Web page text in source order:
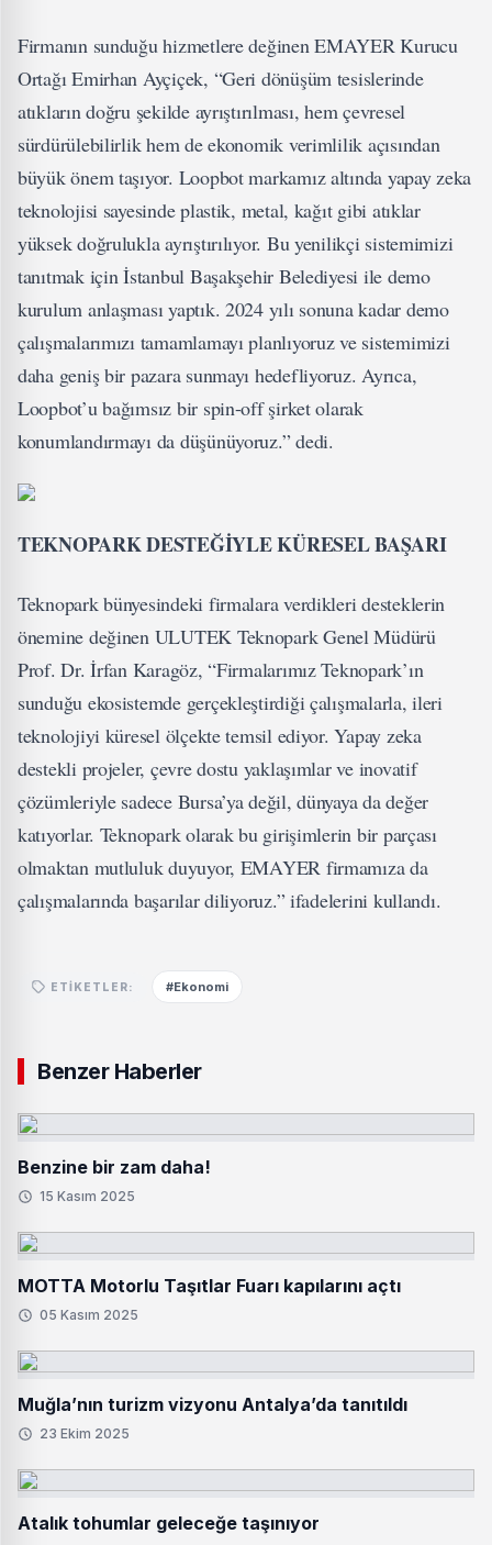
Firmanın sunduğu hizmetlere değinen EMAYER Kurucu
Ortağı Emirhan Ayçiçek, “Geri dönüşüm tesislerinde
atıkların doğru şekilde ayrıştırılması, hem çevresel
sürdürülebilirlik hem de ekonomik verimlilik açısından
büyük önem taşıyor. Loopbot markamız altında yapay zeka
teknolojisi sayesinde plastik, metal, kağıt gibi atıklar
yüksek doğrulukla ayrıştırılıyor. Bu yenilikçi sistemimizi
tanıtmak için İstanbul Başakşehir Belediyesi ile demo
kurulum anlaşması yaptık. 2024 yılı sonuna kadar demo
çalışmalarımızı tamamlamayı planlıyoruz ve sistemimizi
daha geniş bir pazara sunmayı hedefliyoruz. Ayrıca,
Loopbot’u bağımsız bir spin-off şirket olarak
konumlandırmayı da düşünüyoruz.” dedi.
TEKNOPARK DESTEĞİYLE KÜRESEL BAŞARI
Teknopark bünyesindeki firmalara verdikleri desteklerin
önemine değinen ULUTEK Teknopark Genel Müdürü
Prof. Dr. İrfan Karagöz, “Firmalarımız Teknopark’ın
sunduğu ekosistemde gerçekleştirdiği çalışmalarla, ileri
teknolojiyi küresel ölçekte temsil ediyor. Yapay zeka
destekli projeler, çevre dostu yaklaşımlar ve inovatif
çözümleriyle sadece Bursa’ya değil, dünyaya da değer
katıyorlar. Teknopark olarak bu girişimlerin bir parçası
olmaktan mutluluk duyuyor, EMAYER firmamıza da
çalışmalarında başarılar diliyoruz.” ifadelerini kullandı.
ETIKETLER: #Ekonomi
Benzer Haberler
Benzine bir zam daha!
15 Kasım 2025
MOTTA Motorlu Taşıtlar Fuarı kapılarını açtı
05 Kasım 2025
Muğla’nın turizm vizyonu Antalya’da tanıtıldı
23 Ekim 2025
Atalık tohumlar geleceğe taşınıyor